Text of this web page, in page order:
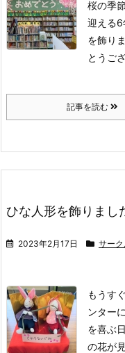
桜の季
迎える6
を飾り
とうご
記事を読む
ひな人形を飾りまし
2023年2月17日 サー
もうす
ンター
を喜ぶ
の花が